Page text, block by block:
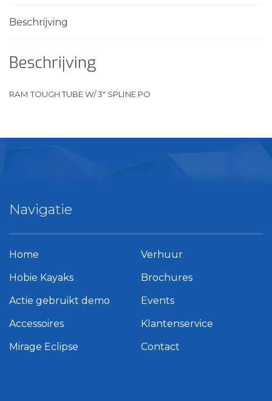
Beschrijving
Beschrijving
RAM TOUGH TUBE W/ 3″ SPLINE PO
Navigatie
Home
Hobie Kayaks
Actie gebruikt demo
Accessoires
Mirage Eclipse
Verhuur
Brochures
Events
Klantenservice
Contact